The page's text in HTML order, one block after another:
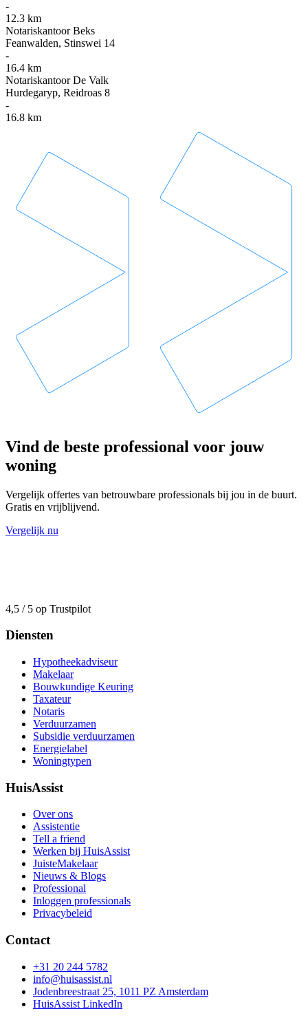
-
12.3 km
Notariskantoor Beks
Feanwalden, Stinswei 14
-
16.4 km
Notariskantoor De Valk
Hurdegaryp, Reidroas 8
-
16.8 km
Vind de beste professional voor jouw
woning
Vergelijk offertes van betrouwbare professionals bij jou in de buurt.
Gratis en vrijblijvend.
Vergelijk nu
4,5 / 5 op Trustpilot
Diensten
Hypotheekadviseur
Makelaar
Bouwkundige Keuring
Taxateur
Notaris
Verduurzamen
Subsidie verduurzamen
Energielabel
Woningtypen
HuisAssist
Over ons
Assistentie
Tell a friend
Werken bij HuisAssist
JuisteMakelaar
Nieuws & Blogs
Professional
Inloggen professionals
Privacybeleid
Contact
+31 20 244 5782
info@huisassist.nl
Jodenbreestraat 25, 1011 PZ Amsterdam
HuisAssist LinkedIn